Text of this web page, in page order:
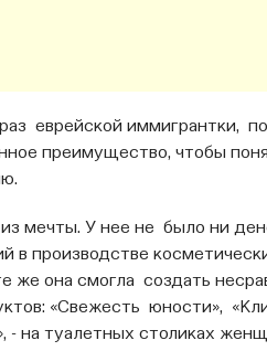
еврейской иммигрантки,
преимущество, чтобы
мечты. У нее не было ни
в производстве
же она смогла создать
«Свежесть юности»,
- на туалетных столиках